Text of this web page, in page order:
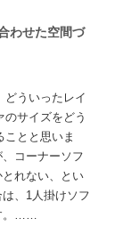
わせた空間づ
どういったレイ
のサイズをどう
ことと思いま
コーナーソフ
れない、とい
、1人掛けソフ
。……